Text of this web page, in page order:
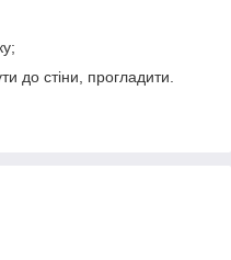
до стіни, прогладити.